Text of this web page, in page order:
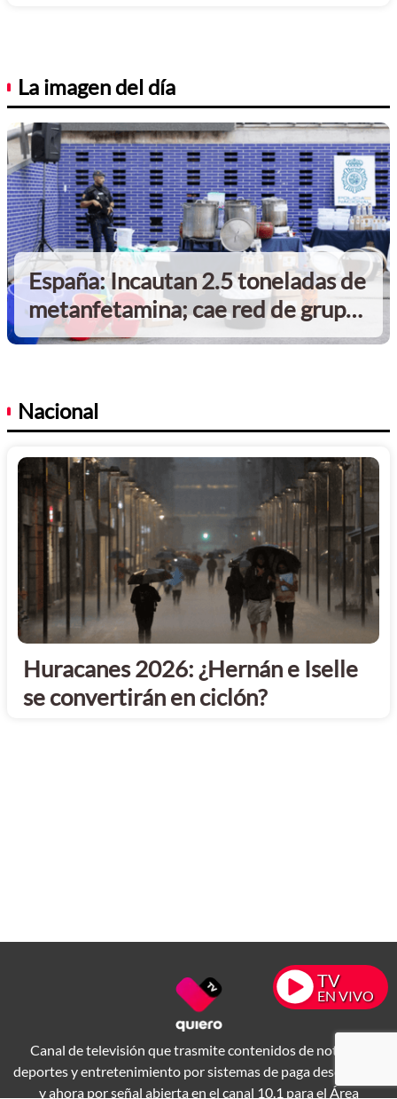
TV
EN VIVO
La imagen del día
España: Incautan 2.5 toneladas de
metanfetamina; cae red de grupo
delictivo de Jalisco
Nacional
0
Huracanes 2026: ¿Hernán e Iselle
se convertirán en ciclón?
Canal de televisión que trasmite contenidos de noticias,
deportes y entretenimiento por sistemas de paga desde 1994
y ahora por señal abierta en el canal 10.1 para el Área